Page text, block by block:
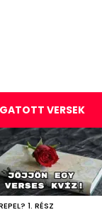
VERSEK
1. RÉSZ